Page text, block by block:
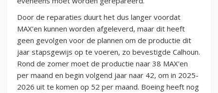
Door de reparaties duurt het dus langer voordat
MAX’en kunnen worden afgeleverd, maar dit heeft
geen gevolgen voor de plannen om de productie dit
jaar stapsgewijs op te voeren, zo bevestigde Calhoun.
Rond de zomer moet de productie naar 38 MAX’en
per maand en begin volgend jaar naar 42, om in 2025-
2026 uit te komen op 52 per maand. Boeing heeft nog